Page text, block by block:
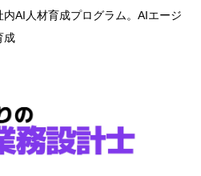
AI人材育成プログラム。AIエージ
成